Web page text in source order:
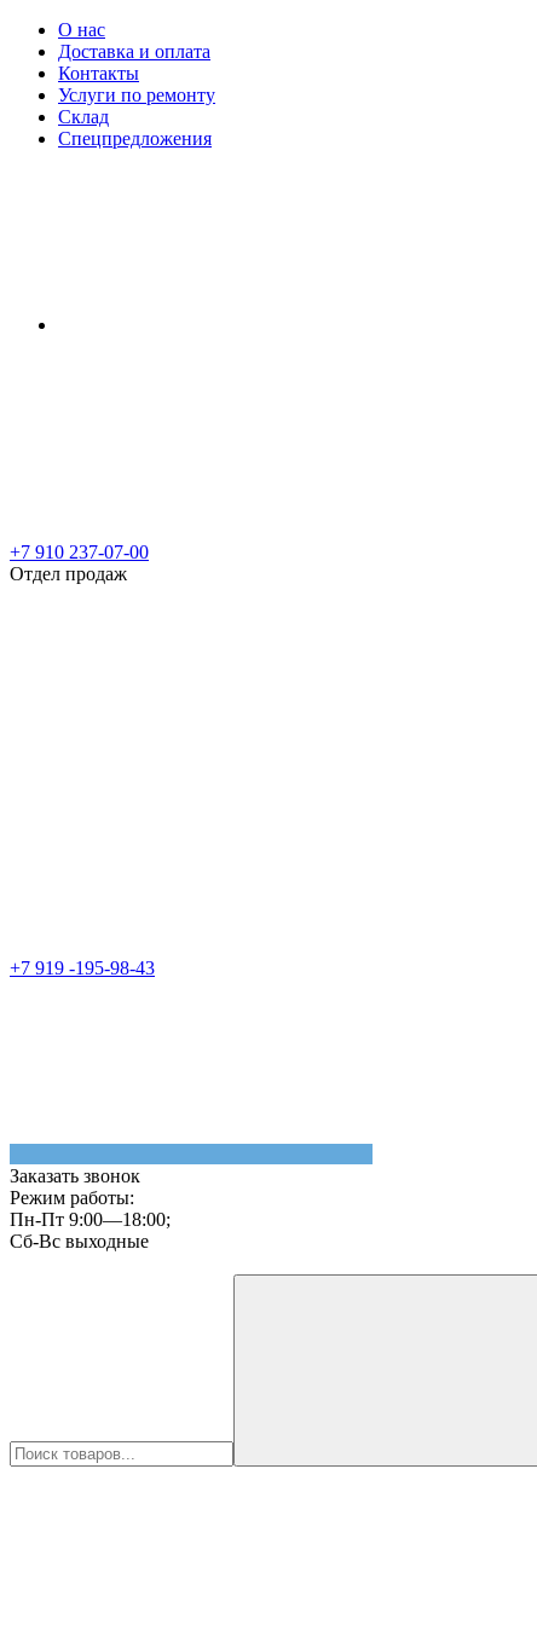
О нас
Доставка и оплата
Контакты
Услуги по ремонту
Склад
Спецпредложения
+7 910 237-07-00
Отдел продаж
+7 919 -195-98-43
Заказать звонок
Режим работы:
Пн-Пт 9:00—18:00;
Сб-Вс выходные